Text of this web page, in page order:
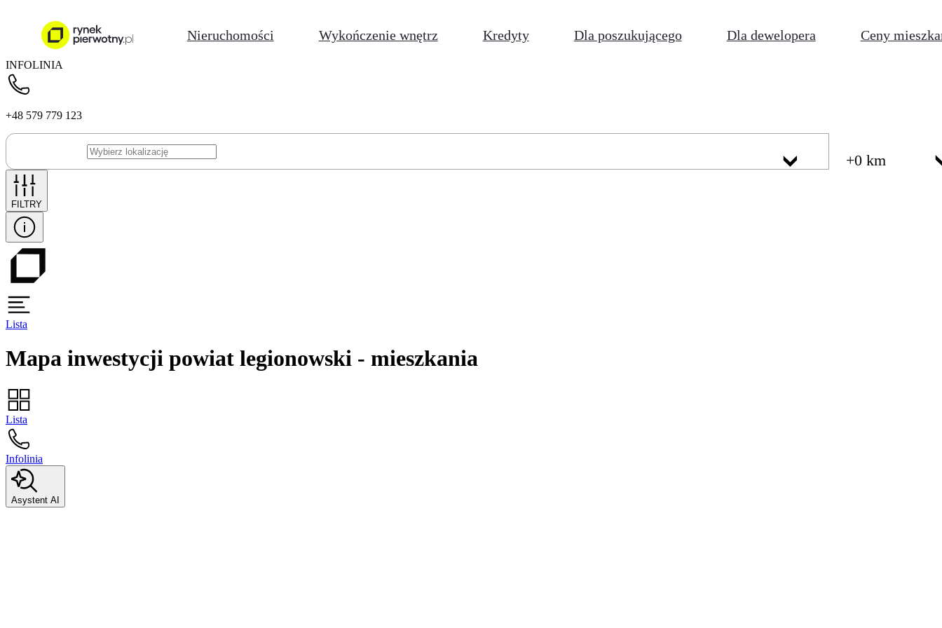
Nieruchomości Wykończenie wnętrz Kredyty Dla poszukującego Dla dewelopera Ceny
INFOLINIA
+48 579 779 123
+0 km
FILTRY
Lista
Mapa inwestycji powiat legionowski - mieszkania
Lista
Infolinia
Asystent AI